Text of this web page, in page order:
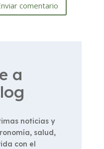
comentario
a
noticias y
salud,
con el